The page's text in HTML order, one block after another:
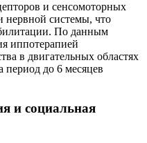
и сенсомоторных
нервной системы, что
По данным
иппотерапией
в двигательных областях
период до 6 месяцев
и социальная